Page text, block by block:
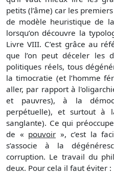
petits (l’âme) car les
de modèle heuristique de
lorsqu’on découvre la
Livre VIII. C’est grâce au
que l’on peut déceler les
politiques réels, tous
la timocratie (et l’homme
aller, par rapport à
et pauvres), à la
perpétuelle), et surtout à
sanglante). Ce qui
de « pouvoir », c’est la
s’associe à la
corruption. Le travail du
deux. Pour cela il faut éviter :